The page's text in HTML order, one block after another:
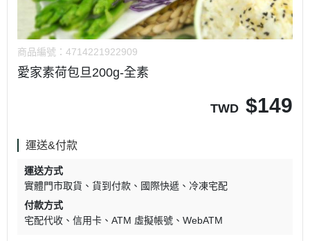
商品編號： 4714221922909
愛家素荷包旦200g-全素
TWD $149
運送&付款
運送方式
實體門市取貨
貨到付款 國際快遞
冷凍宅配
付款方式
宅配代收
信用卡 ATM 虛擬帳號 WebATM